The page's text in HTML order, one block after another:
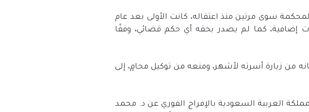
سوى مرتين منذ اعتقاله، كانت الأولى بعد عام
إضافية، كما لم يصدر بحقه أي حكم قضائي، وفقًا
زيارة أسرته لأشهر، ومنعه من توكيل محامٍ، إلى
العربية السعودية بالإفراج الفوري عن د. محمد